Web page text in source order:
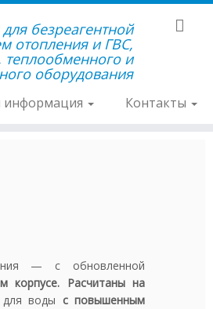
безреагентной
отопления и ГВС,
теплообменного и
оборудования
информация Контакты
— с обновленной
корпусе. Расчитаны на
для воды с повышенным